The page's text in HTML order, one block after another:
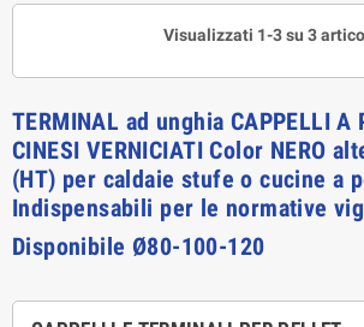
Visualizzati 1-3 su 3
TERMINAL ad unghia CAPPELLI A
CINESI VERNICIATI Color NERO
(HT) per caldaie stufe o cucine a
Indispensabili per le normative
Disponibile Ø80-100-120